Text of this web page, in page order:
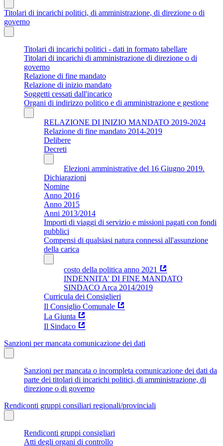
Titolari di incarichi politici, di amministrazione, di direzione o di
governo
Titolari di incarichi politici - dati in formato tabellare
Titolari di incarichi di amministrazione di direzione o di
governo
Relazione di fine mandato
Relazione di inizio mandato
Soggetti cessati dall'incarico
Organi di indirizzo politico e di amministrazione e gestione
RELAZIONE DI INIZIO MANDATO 2019-2024
Relazione di fine mandato 2014-2019
Delibere
Decreti
Elezioni amministrative del 16 Giugno 2019.
Dichiarazioni
Nomine
Anno 2016
Anno 2015
Anni 2013/2014
Importi di viaggi di servizio e missioni pagati con fondi
pubblici
Compensi di qualsiasi natura connessi all'assunzione
della carica
costo della politica anno 2021
INDENNITA' DI FINE MANDATO
SINDACO Arca 2014/2019
Curricula dei Consiglieri
Il Consiglio Comunale
La Giunta
Il Sindaco
Sanzioni per mancata comunicazione dei dati
Sanzioni per mancata o incompleta comunicazione dei dati da
parte dei titolari di incarichi politici, di amministrazione, di
direzione o di governo
Rendiconti gruppi consiliari regionali/provinciali
Rendiconti gruppi consigliari
Atti degli organi di controllo